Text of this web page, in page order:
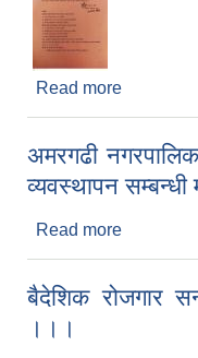
Read more
अमरगढी
व्यवस्थापन
Read more
बैदेशिक रोजगार
।।।